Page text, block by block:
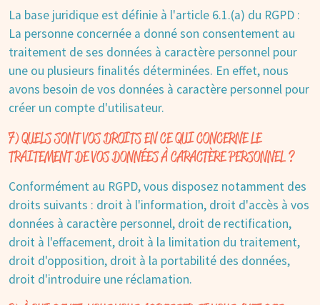
La base juridique est définie à l'article 6.1.(a) du RGPD :
La personne concernée a donné son consentement au
traitement de ses données à caractère personnel pour
une ou plusieurs finalités déterminées. En effet, nous
avons besoin de vos données à caractère personnel pour
créer un compte d'utilisateur.
7) QUELS SONT VOS DROITS EN CE QUI CONCERNE LE
TRAITEMENT DE VOS DONNÉES À CARACTÈRE PERSONNEL ?
Conformément au RGPD, vous disposez notamment des
droits suivants : droit à l'information, droit d'accès à vos
données à caractère personnel, droit de rectification,
droit à l'effacement, droit à la limitation du traitement,
droit d'opposition, droit à la portabilité des données,
droit d'introduire une réclamation.